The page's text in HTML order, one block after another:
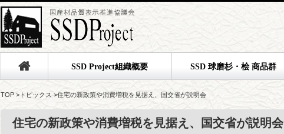
SSD Project組織概要 SSD 球磨杉・桧 商品群
TOP > トピックス >住宅の新政策や消費増税を見据え、国交省が説明会
住宅の新政策や消費増税を見据え、国交省が説明会